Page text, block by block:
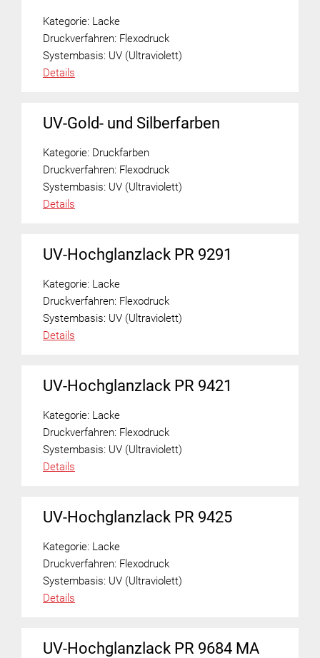
Kategorie: Lacke
Druckverfahren: Flexodruck
Systembasis: UV (Ultraviolett)
Details
UV-Gold- und Silberfarben
Kategorie: Druckfarben
Druckverfahren: Flexodruck
Systembasis: UV (Ultraviolett)
Details
UV-Hochglanzlack PR 9291
Kategorie: Lacke
Druckverfahren: Flexodruck
Systembasis: UV (Ultraviolett)
Details
UV-Hochglanzlack PR 9421
Kategorie: Lacke
Druckverfahren: Flexodruck
Systembasis: UV (Ultraviolett)
Details
UV-Hochglanzlack PR 9425
Kategorie: Lacke
Druckverfahren: Flexodruck
Systembasis: UV (Ultraviolett)
Details
UV-Hochglanzlack PR 9684 MA